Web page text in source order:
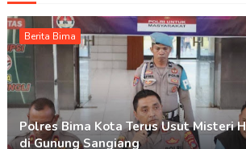
Berita Bima
Polres Bima Kota Terus Usut Misteri
di Gunung Sangiang